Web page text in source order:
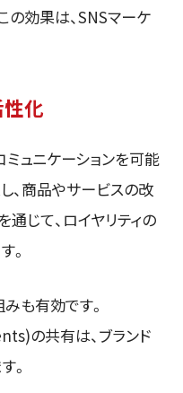
の効果は、SNSマーケ
性化
ュニケーションを可能
、商品やサービスの改
じて、ロイヤリティの
。
も有効です。
の共有は、ブランド
。